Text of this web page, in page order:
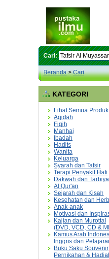
Cari:
Beranda>Cari
KATEGORI
Lihat Semua Produk
Aqidah
Fiqih
Manhaj
Ibadah
Hadits
Wanita
Keluarga
Syarah dan Tafsir
Terapi Penyakit Hati
Dakwah dan
Al Qur'an
Sejarah dan Kisah
Kesehatan dan
Anak-anak
Motivasi dan
Kajian dan Murottal
(DVD, VCD, CD &
Kamus Arab
Inggris dan
Buku Saku Souvenir
Pernikahan &